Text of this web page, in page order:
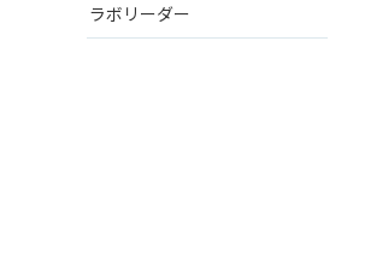
ラボリーダー